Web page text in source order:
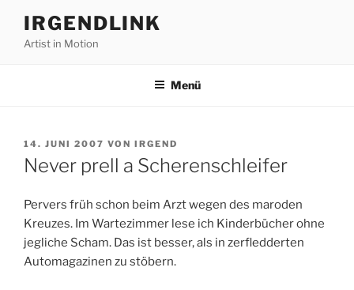
Inhalt
springen
IRGENDLINK
Artist in Motion
Menü
VERÖFFENTLICHT
AM
14. JUNI 2007 VON IRGEND
Never prell a Scherenschleifer
Pervers früh schon beim Arzt wegen des maroden
Kreuzes. Im Wartezimmer lese ich Kinderbücher ohne
jegliche Scham. Das ist besser, als in zerfledderten
Automagazinen zu stöbern.